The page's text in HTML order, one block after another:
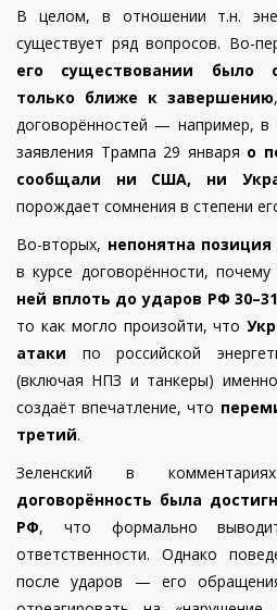
В целом, в отношении т.н.
существует ряд вопросов. Во-
его существовании было
только ближе к завершению
договорённостей — например, в
заявления Трампа 29 января о
сообщали ни США, ни
порождает сомнения в степени
Во-вторых, непонятна
в курсе договорённости, почему
ней вплоть до ударов РФ
то как могло произойти, что
атаки по российской
(включая НПЗ и танкеры)
создаёт впечатление, что
третий.
Зеленский в
договорённость была
РФ, что формально
ответственности. Однако
после ударов — его